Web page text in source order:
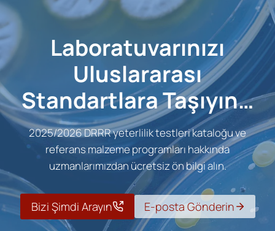
Laboratuvarınızı
Uluslararası
Standartlara Taşıyın…
2025/2026 DRRR yeterlilik testleri kataloğu ve
referans malzeme programları hakkında
uzmanlarımızdan ücretsiz ön bilgi alın.
Bizi Şimdi Arayın E-posta Gönderin